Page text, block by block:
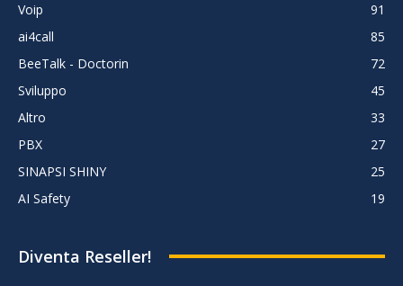
Voip
91
ai4call
85
BeeTalk - Doctorin
72
Sviluppo
45
Altro
33
PBX
27
SINAPSI SHINY
25
AI Safety
19
Diventa Reseller!